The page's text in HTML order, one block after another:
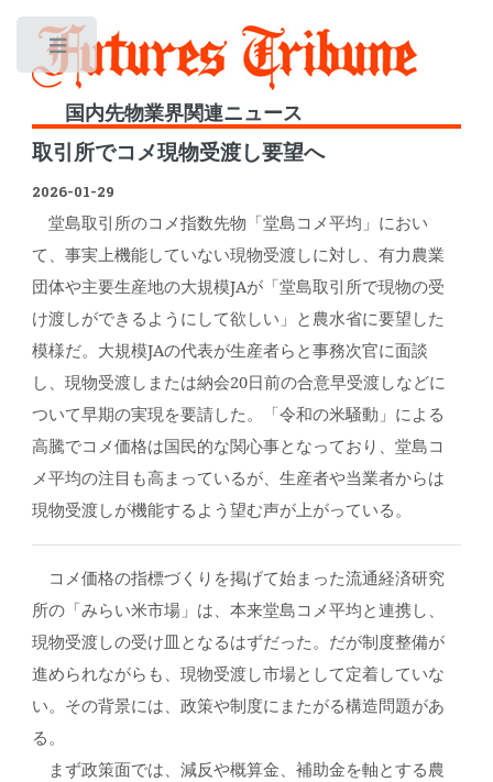
国内先物業界関連ニュース
取引所でコメ現物受渡し要望へ
2026-01-29
堂島取引所のコメ指数先物「堂島コメ平均」におい
て、事実上機能していない現物受渡しに対し、有力農業
団体や主要生産地の大規模JAが「堂島取引所で現物の受
け渡しができるようにして欲しい」と農水省に要望した
模様だ。大規模JAの代表が生産者らと事務次官に面談
し、現物受渡しまたは納会20日前の合意早受渡しなどに
ついて早期の実現を要請した。「令和の米騒動」による
高騰でコメ価格は国民的な関心事となっており、堂島コ
メ平均の注目も高まっているが、生産者や当業者からは
現物受渡しが機能するよう望む声が上がっている。
コメ価格の指標づくりを掲げて始まった流通経済研究
所の「みらい米市場」は、本来堂島コメ平均と連携し、
現物受渡しの受け皿となるはずだった。だが制度整備が
進められながらも、現物受渡し市場として定着していな
い。その背景には、政策や制度にまたがる構造問題があ
る。
まず政策面では、減反や概算金、補助金を軸とする農
Toggle